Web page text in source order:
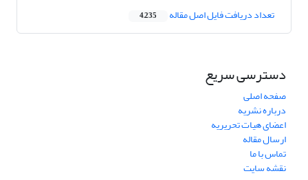
تعداد دریافت فایل اصل مقاله 4,235
دسترسی سریع
صفحه اصلی
درباره نشریه
اعضای هیات تحریریه
ارسال مقاله
تماس با ما
نقشه سایت